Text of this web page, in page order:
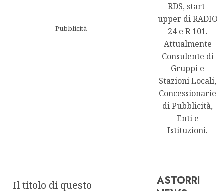
— Pubblicità —
—
Il titolo di questo
RDS, start-
upper di RADIO
24 e R 101.
Attualmente
Consulente di
Gruppi e
Stazioni Locali,
Concessionarie
di Pubblicità,
Enti e
Istituzioni.
ASTORRI